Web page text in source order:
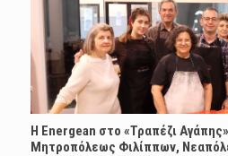
H Energean στο «Τραπέζι
Μητροπόλεως Φιλίππων,